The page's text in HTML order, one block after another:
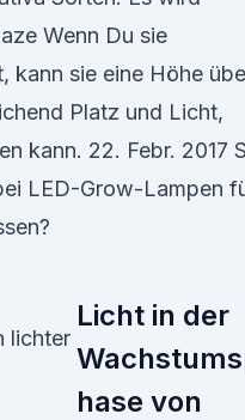
Wenn Du sie
kann sie eine Höhe
Platz und Licht,
kann. 22. Febr. 2017
LED-Grow-Lampen
Licht in der
hase von